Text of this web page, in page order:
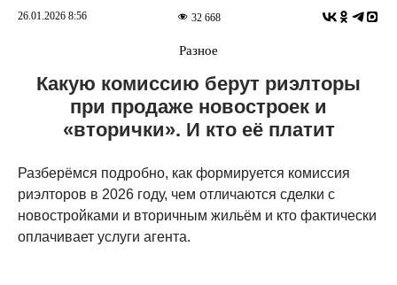
26.01.2026 8:56 32 668
Разное
Какую комиссию берут риэлторы
при продаже новостроек и
«вторички». И кто её платит
Разберёмся подробно, как формируется комиссия
риэлторов в 2026 году, чем отличаются сделки с
новостройками и вторичным жильём и кто фактически
оплачивает услуги агента.